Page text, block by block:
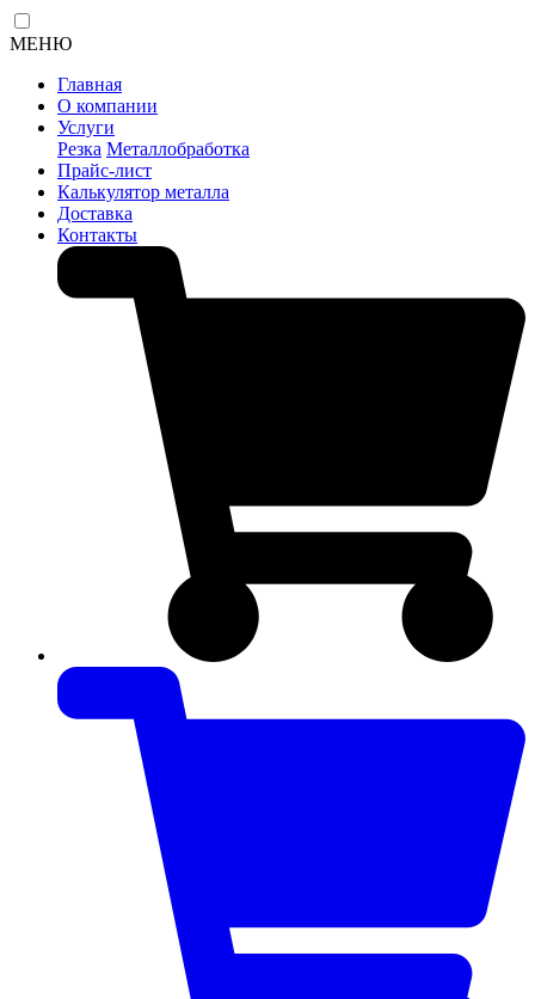
МЕНЮ
Главная
О компании
Услуги
Резка Металлобработка
Прайс-лист
Калькулятор металла
Доставка
Контакты